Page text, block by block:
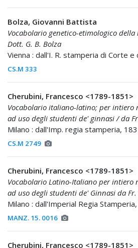
Bolza, Giovanni Battista
Vocabolario genetico-etimologico
Dott. G. B. Bolza
Vienna : dall'I. R. stamperia di Corte
CS.M 333
Cherubini, Francesco <1789-1851>
Vocabolario italiano-latino; per intiero
ad uso degli studenti de' ginnasi / da
Milano : dall'Imp. regia stamperia,
CS.M 2749
Cherubini, Francesco <1789-1851>
Vocabolario Latino-Italiano per intiero
ad uso degli studenti de' Ginnasi da
Milano : dall'Imperial Regia
MANZ. 15. 0016
Cherubini, Francesco <1789-1851>